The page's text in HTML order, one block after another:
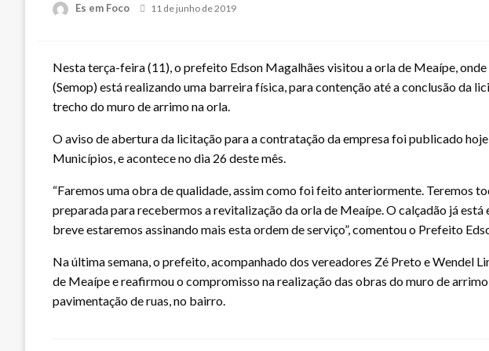
Es em Foco
Posted
11 de junho de 2019
Nesta terça-feira (11), o prefeito Edson Magalhães visitou a orla de Meaípe,
(Semop) está realizando uma barreira física, para contenção até a conclusão da
trecho do muro de arrimo na orla.
O aviso de abertura da licitação para a contratação da empresa foi publicado
Municípios, e acontece no dia 26 deste mês.
“Faremos uma obra de qualidade, assim como foi feito anteriormente. Teremos
preparada para recebermos a revitalização da orla de Meaípe. O calçadão já
breve estaremos assinando mais esta ordem de serviço”, comentou o Prefeito
Na última semana, o prefeito, acompanhado dos vereadores Zé Preto e Wendel
de Meaípe e reafirmou o compromisso na realização das obras do muro de
pavimentação de ruas, no bairro.